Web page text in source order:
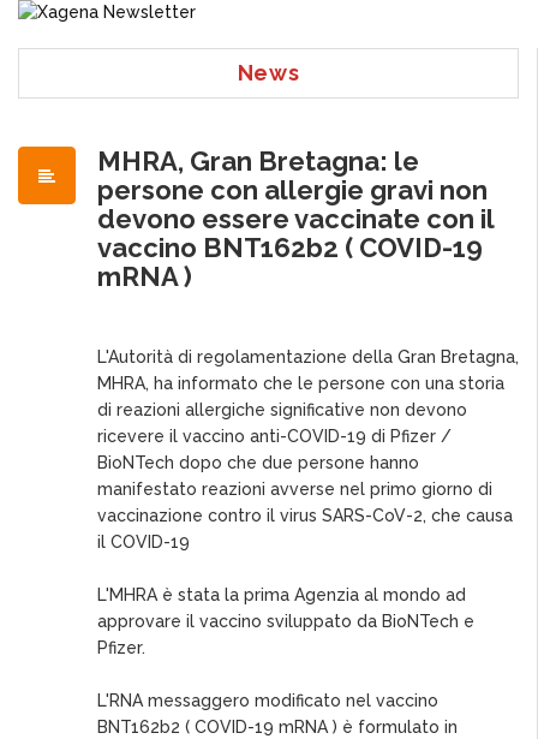
News
MHRA, Gran Bretagna: le
persone con allergie gravi non
devono essere vaccinate con il
vaccino BNT162b2 ( COVID-19
mRNA )
L'Autorità di regolamentazione della Gran Bretagna,
MHRA, ha informato che le persone con una storia
di reazioni allergiche significative non devono
ricevere il vaccino anti-COVID-19 di Pfizer /
BioNTech dopo che due persone hanno
manifestato reazioni avverse nel primo giorno di
vaccinazione contro il virus SARS-CoV-2, che causa
il COVID-19
L'MHRA è stata la prima Agenzia al mondo ad
approvare il vaccino sviluppato da BioNTech e
Pfizer.
L'RNA messaggero modificato nel vaccino
BNT162b2 ( COVID-19 mRNA ) è formulato in